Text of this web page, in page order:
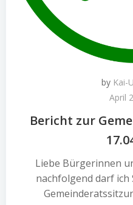
by Kai-
April
Bericht zur
Liebe Bürgerinnen
nachfolgend darf